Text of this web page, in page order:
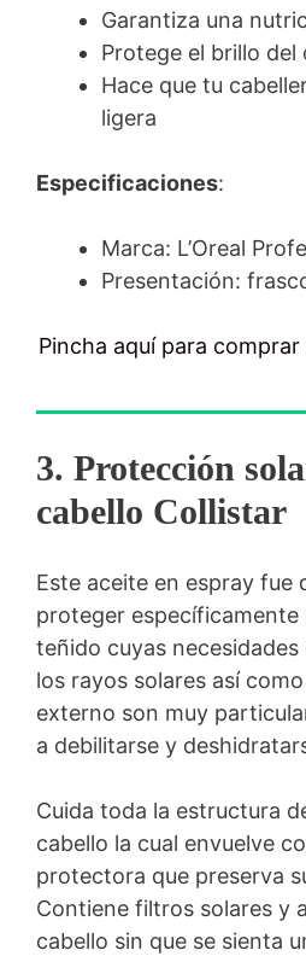
Garantiza una
Protege el brillo del
Hace que tu
ligera
Especificaciones:
Marca: L’Oreal
Presentación:
Pincha aquí para
3. Protección
cabello Collistar
Este aceite en espray fue
proteger
teñido cuyas
los rayos solares así
externo son muy
a debilitarse y
Cuida toda la estructura
cabello la cual envuelve
protectora que preserva
Contiene filtros solares y
cabello sin que se sienta